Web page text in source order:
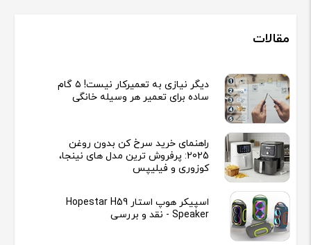
مقالات
دیگر نیازی به تعمیرکار نیست! ۵ گام
ساده برای تعمیر هر وسیله خانگی
راهنمای خرید سرخ کن بدون روغن
2025: پرفروش ترین مدل های نینجا،
کوزوری و فیلیپس
اسپیکر هوپ استار Hopestar H59
Speaker - نقد و بررسی